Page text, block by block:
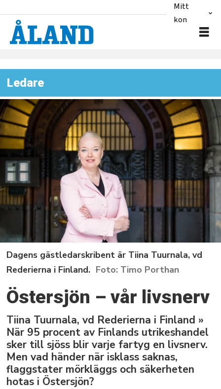
Mitt
konto
Ledare
Dagens gästledarskribent är Tiina Tuurnala, vd
Rederierna i Finland.
Timo Porthan
Östersjön – vår livsnerv
Tiina Tuurnala, vd Rederierna i Finland »
När 95 procent av Finlands utrikeshandel
sker till sjöss blir varje fartyg en livsnerv.
Men vad händer när isklass saknas,
flaggstater mörkläggs och säkerheten
hotas i Östersjön?